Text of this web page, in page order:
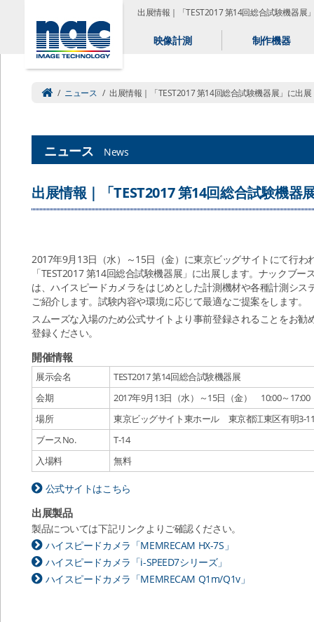
出展情報｜「TEST2017 第14回総合試験機器展
映像計測 制作機器
/ ニュース / 出展情報｜「TEST2017 第14回総合試験機器展」に出展
ニュース News
出展情報｜「TEST2017 第14回総合試験機器
2017年9月13日（水）～15日（金）に東京ビッグサイトにて行わ
「TEST2017 第14回総合試験機器展」に出展します。ナックブー
は、ハイスピードカメラをはじめとした計測機材や各種計測シス
ご紹介します。試験内容や環境に応じて最適なご提案をします。
スムーズな入場のため公式サイトより事前登録されることをお
登録ください。
開催情報
展示会名
TEST2017 第14回総合試験機器展
会期
2017年9月13日（水）～15日（金） 10:00～17:00
場所
東京ビッグサイト東ホール 東京都江東区有明3-
ブースNo.
T-14
入場料
無料
公式サイトはこちら
出展製品
製品については下記リンクよりご確認ください。
ハイスピードカメラ「MEMRECAM HX-7S」
ハイスピードカメラ「i-SPEED7シリーズ」
ハイスピードカメラ「MEMRECAM Q1m/Q1v」